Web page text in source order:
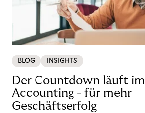
BLOG INSIGHTS
Der Countdown läuft im
Accounting - für mehr
Geschäftserfolg